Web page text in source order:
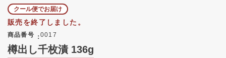
クール便でお届け
販売を終了しました。
商品番号 0017
樽出し千枚漬 136g